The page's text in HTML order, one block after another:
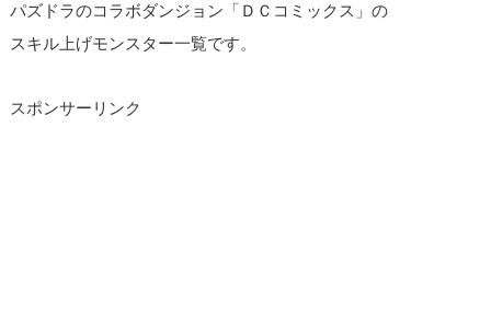
パズドラのコラボダンジョン「ＤＣコミックス」の
スキル上げモンスター一覧です。
スポンサーリンク